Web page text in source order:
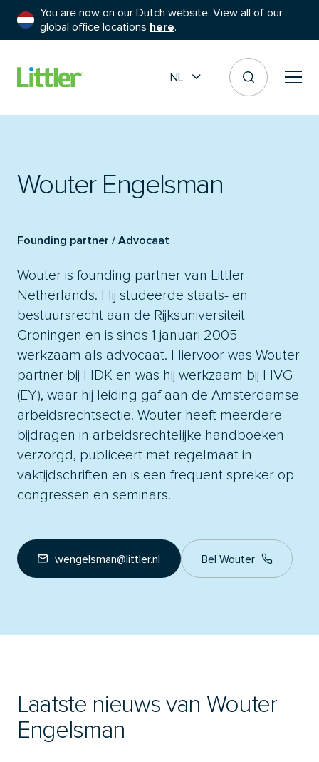
You are now on our Dutch website. View all of our
global office locations here.
NL
Wouter Engelsman
Founding partner / Advocaat
Wouter is founding partner van Littler
Netherlands. Hij studeerde staats- en
bestuursrecht aan de Rijksuniversiteit
Groningen en is sinds 1 januari 2005
werkzaam als advocaat. Hiervoor was Wouter
partner bij HDK en was hij werkzaam bij HVG
(EY), waar hij leiding gaf aan de Amsterdamse
arbeidsrechtsectie. Wouter heeft meerdere
bijdragen in arbeidsrechtelijke handboeken
verzorgd, publiceert met regelmaat in
vaktijdschriften en is een frequent spreker op
congressen en seminars.
wengelsman@littler.nl Bel Wouter
Laatste nieuws van Wouter
Engelsman